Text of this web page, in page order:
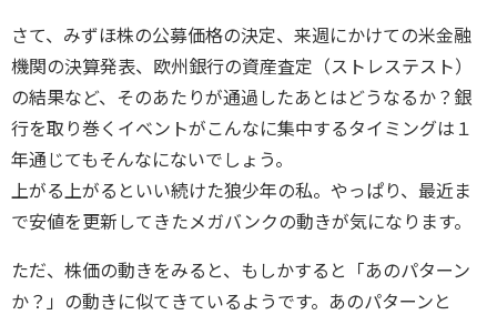
さて、みずほ株の公募価格の決定、来週にかけての米金融
機関の決算発表、欧州銀行の資産査定（ストレステスト）
の結果など、そのあたりが通過したあとはどうなるか？銀
行を取り巻くイベントがこんなに集中するタイミングは１
年通じてもそんなにないでしょう。
上がる上がるといい続けた狼少年の私。やっぱり、最近ま
で安値を更新してきたメガバンクの動きが気になります。
ただ、株価の動きをみると、もしかすると「あのパターン
か？」の動きに似てきているようです。あのパターンと